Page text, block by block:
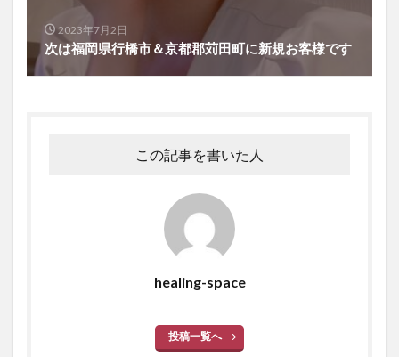
2023年7月2日
次は福岡県行橋市＆京都郡苅田町に新規お客様です
この記事を書いた人
healing-space
投稿一覧へ